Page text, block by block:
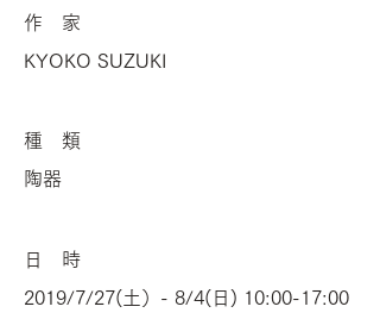
作 家
KYOKO SUZUKI
種 類
陶器
日 時
2019/7/27(土）- 8/4(日) 10:00-17:00